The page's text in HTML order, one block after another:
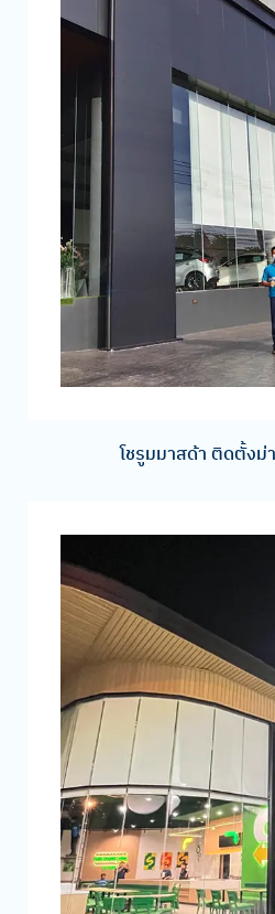
โชรูมมาสด้า ติดตั้งม่